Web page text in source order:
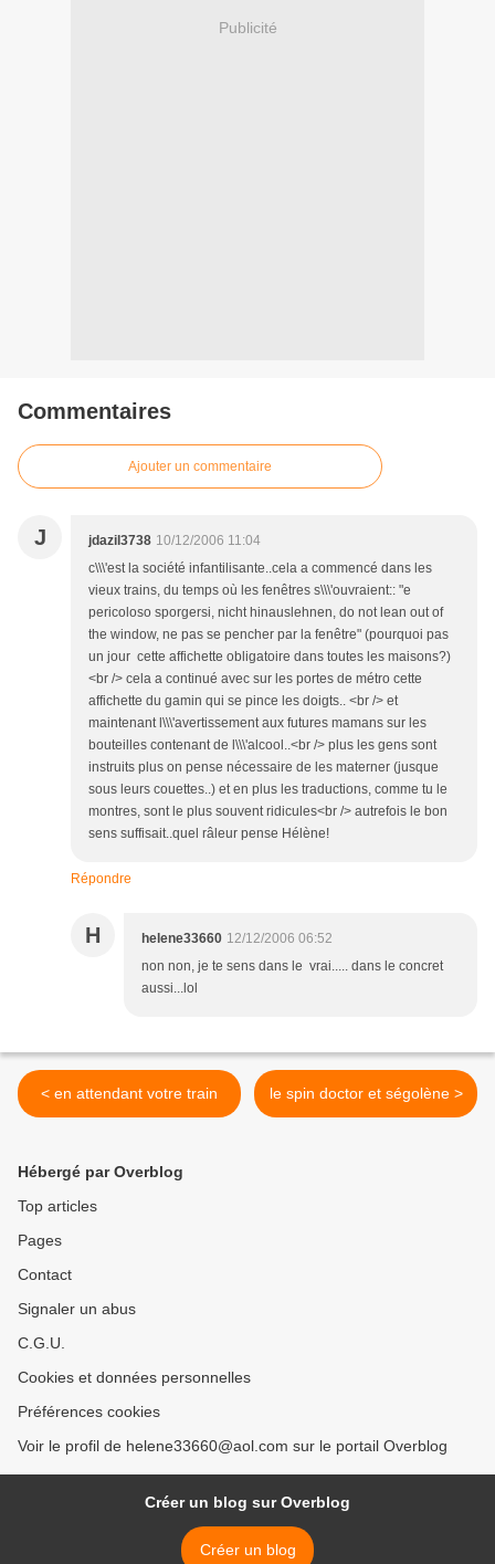
Publicité
Commentaires
Ajouter un commentaire
J jdazil3738 10/12/2006 11:04
c\\\'est la société infantilisante..cela a commencé dans les
vieux trains, du temps où les fenêtres s\\\'ouvraient:: "e
pericoloso sporgersi, nicht hinauslehnen, do not lean out of
the window, ne pas se pencher par la fenêtre" (pourquoi pas
un jour cette affichette obligatoire dans toutes les maisons?)
<br /> cela a continué avec sur les portes de métro cette
affichette du gamin qui se pince les doigts.. <br /> et
maintenant l\\\'avertissement aux futures mamans sur les
bouteilles contenant de l\\\'alcool..<br /> plus les gens sont
instruits plus on pense nécessaire de les materner (jusque
sous leurs couettes..) et en plus les traductions, comme tu le
montres, sont le plus souvent ridicules<br /> autrefois le bon
sens suffisait..quel râleur pense Hélène!
Répondre
H helene33660 12/12/2006 06:52
non non, je te sens dans le vrai..... dans le concret
aussi...lol
< en attendant votre train le spin doctor et ségolène >
Hébergé par Overblog
Top articles
Pages
Contact
Signaler un abus
C.G.U.
Cookies et données personnelles
Préférences cookies
Voir le profil de helene33660@aol.com sur le portail Overblog
Créer un blog sur Overblog
Créer un blog